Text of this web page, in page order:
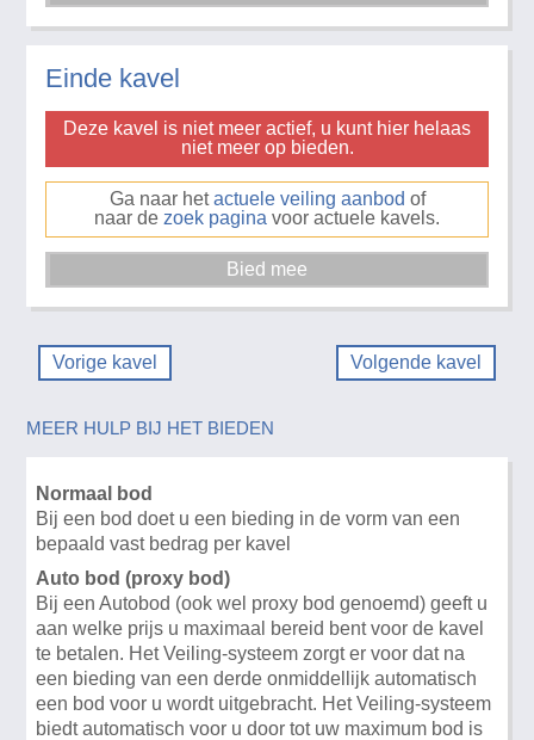
Einde kavel
Deze kavel is niet meer actief, u kunt hier helaas
niet meer op bieden.
Ga naar hetactuele veiling aanbod of
naar de zoek pagina voor actuele kavels.
Vorige kavel Volgende kavel
MEER HULP BIJ HET BIEDEN
Normaal bod
Bij een bod doet u een bieding in de vorm van een
bepaald vast bedrag per kavel
Auto bod (proxy bod)
Bij een Autobod (ook wel proxy bod genoemd) geeft u
aan welke prijs u maximaal bereid bent voor de kavel
te betalen. Het Veiling-systeem zorgt er voor dat na
een bieding van een derde onmiddellijk automatisch
een bod voor u wordt uitgebracht. Het Veiling-systeem
biedt automatisch voor u door tot uw maximum bod is